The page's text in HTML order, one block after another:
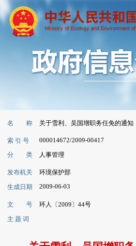
名 称 关于雪利、吴国增职务任免的通知
索 引 号 000014672/2009-00417
分 类 人事管理
发布机关
环境保护部
生成日期
2009-06-03
文 号
环人〔2009〕44号
主 题 词